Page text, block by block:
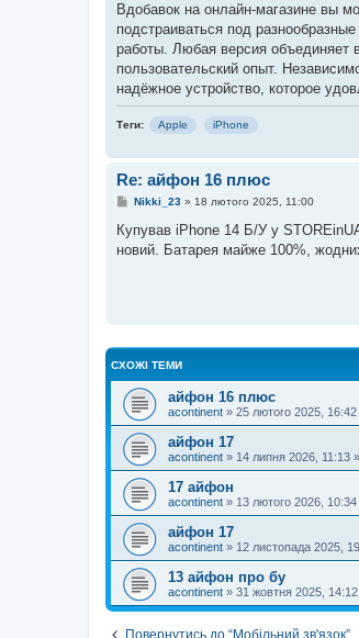
Вдобавок на онлайн-магазине вы
подстраиваться под
работы. Любая версия объединяет
пользовательский опыт.
надёжное устройство, которое
Теги: Apple iPhone
Re: айфон 16 плюс
П
в
і
д
я
Nikki_23» 18 лютого 2025, 11:00
Купував iPhone 14 Б/У у
новий. Батарея майже 100%,
СХОЖІ ТЕМИ
айфон 16 плюс
acontinent » 25 лютого 2025, 16:42
айфон 17
acontinent » 14 липня 2026, 11:13
17 айфон
acontinent » 13 лютого 2026, 10:34
айфон 17
acontinent » 12 листопада 2025,
13 айфон про бу
acontinent » 31 жовтня 2025, 14:12
Повернутись до “Мобільний зв'язок”